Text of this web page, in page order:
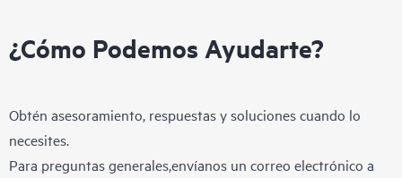
¿Cómo Podemos Ayudarte?
Obtén asesoramiento, respuestas y soluciones cuando lo
necesites.
Para preguntas generales,envíanos un correo electrónico a